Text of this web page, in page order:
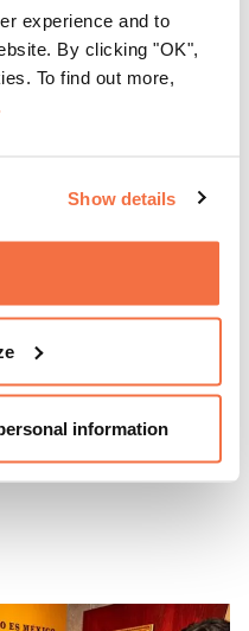
experience and to
By clicking "OK",
To find out more,
Show details
information
Ciencias Naturales de
y las entradas para las